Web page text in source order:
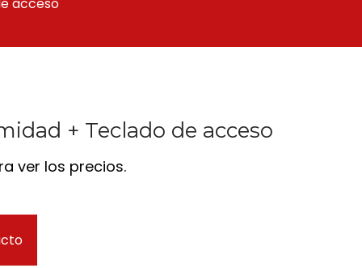
+ Teclado de acceso
ver los precios.